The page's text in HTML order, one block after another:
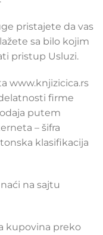
pristajete da vas
sa bilo kojim
pristup Usluzi.
www.knjizicica.rs
firme
putem
– šifra
klasifikacija
na sajtu
kupovina preko